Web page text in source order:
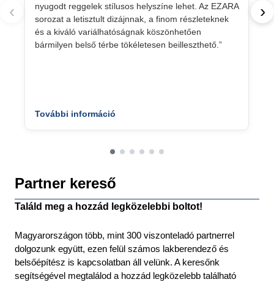
nyugodt reggelek stílusos helyszíne lehet. Az EZARA
sorozat a letisztult dizájnnak, a finom részleteknek
és a kiváló variálhatóságnak köszönhetően
bármilyen belső térbe tökéletesen beilleszthető.”
További információ
‹ ›
Partner kereső
Találd meg a hozzád legközelebbi boltot!
Magyarországon több, mint 300 viszonteladó partnerrel
dolgozunk együtt, ezen felül számos lakberendező és
belsőépítész is kapcsolatban áll velünk. A keresőnk
segítségével megtalálod a hozzád legközelebb található